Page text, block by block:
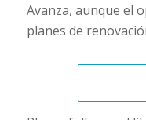
Avanza, aunque el
planes de